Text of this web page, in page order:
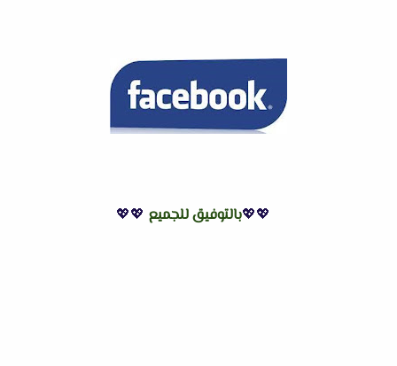
💖💖بالتوفيق للجميع 💖💖